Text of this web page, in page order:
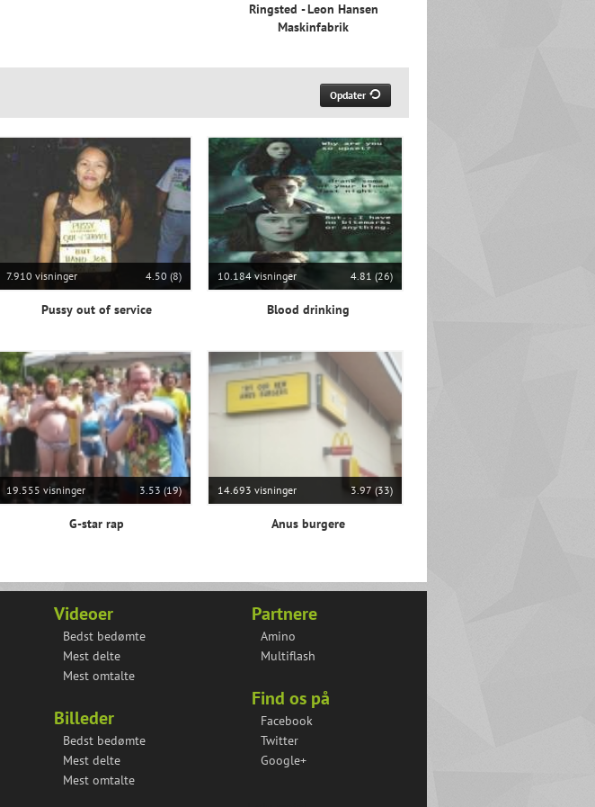
Ringsted - Leon Hansen
Maskinfabrik
Opdater
7.910 visninger 4.50 (8)
Pussy out of service
10.184 visninger 4.81 (26)
Blood drinking
19.555 visninger 3.53 (19)
G-star rap
14.693 visninger 3.97 (33)
Anus burgere
Partnere
Amino
Multiflash
Find os på
Facebook
Twitter
Google+
Videoer
Bedst bedømte
Mest delte
Mest omtalte
Billeder
Bedst bedømte
Mest delte
Mest omtalte